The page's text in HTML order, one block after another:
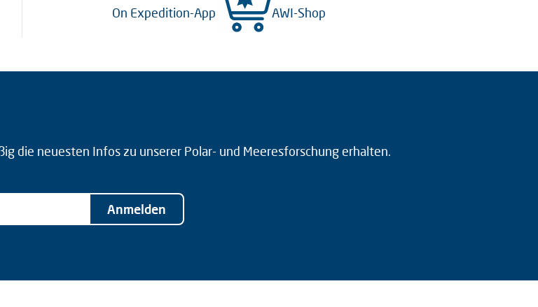
On Expedition-App AWI-Shop
die neuesten Infos zu unserer Polar- und Meeresforschung erhalten.
Anmelden